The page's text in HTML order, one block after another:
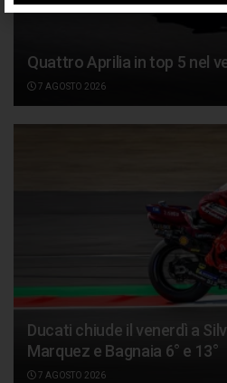
Quattro Aprilia in top 5 nel
7 AGOSTO 2026
Ducati chiude il venerdì a
Marquez e Bagnaia 6° e 13°
7 AGOSTO 2026